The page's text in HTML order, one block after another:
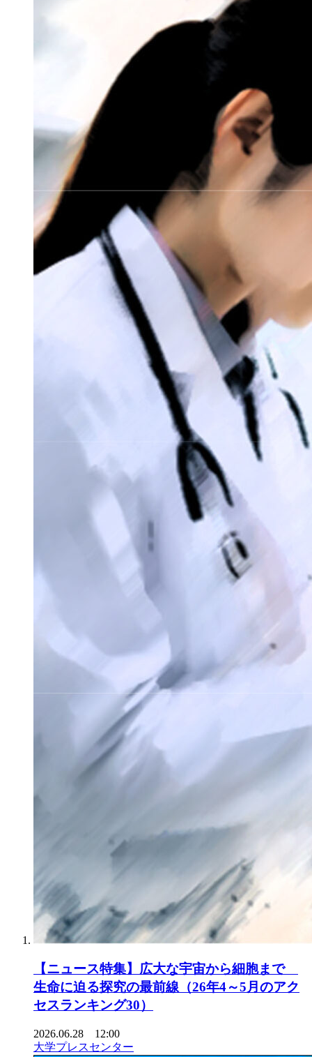
【ニュース特集】広大な宇宙から細胞まで
生命に迫る探究の最前線（26年4～5月のアク
セスランキング30）
2026.06.28 12:00
大学プレスセンター